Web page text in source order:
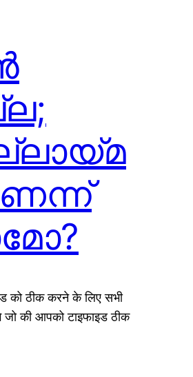
को ठीक करने के लिए सभी
जो की आपको टाइफाइड ठीक